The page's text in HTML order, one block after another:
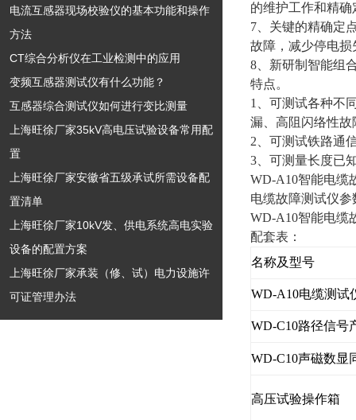
电流互感器现场校验仪的基本功能和操作
方法
CT综合分析仪在工业检测中的应用
变频互感器测试仪有什么功能？
互感器综合测试仪如何进行变比测量
上海旺徐厂家35kV高电压试验设备常用配
置
上海旺徐厂家安徽省五级承试所需设备配
置清单
上海旺徐厂家10kV发、供电系统高电实验
设备的配置方案
上海旺徐厂家承装（修、试）电力设施许
可证管理办法
的维护工作和精
7、关键的精确定
故障，减少停电
8、新研制智能组
特点。
1、可测试各种不
漏、高阻闪络性故
2、可测试铁路通
3、可测量长度已
WD-A10智能电缆
电缆故障测试仪
WD-A10智能电缆
配套表：
名称及型号
WD-A10电缆测试
WD-C10路径信号
WD-C10声磁数显
高压试验操作箱